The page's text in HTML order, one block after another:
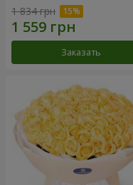
1 834 грн
Заказать